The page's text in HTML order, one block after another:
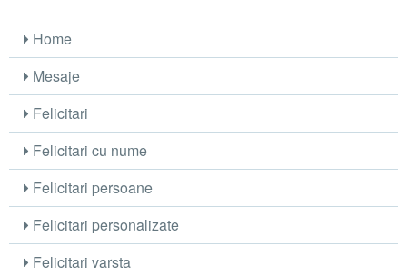
Home
Mesaje
Felicitari
Felicitari cu nume
Felicitari persoane
Felicitari personalizate
Felicitari varsta